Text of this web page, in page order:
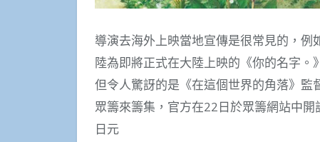
導演去海外上映當地宣傳是很常見的，
陸為即將正式在大陸上映的《你的名字。
但令人驚訝的是《在這個世界的角落》
眾籌來籌集，官方在22日於眾籌網站中
日元